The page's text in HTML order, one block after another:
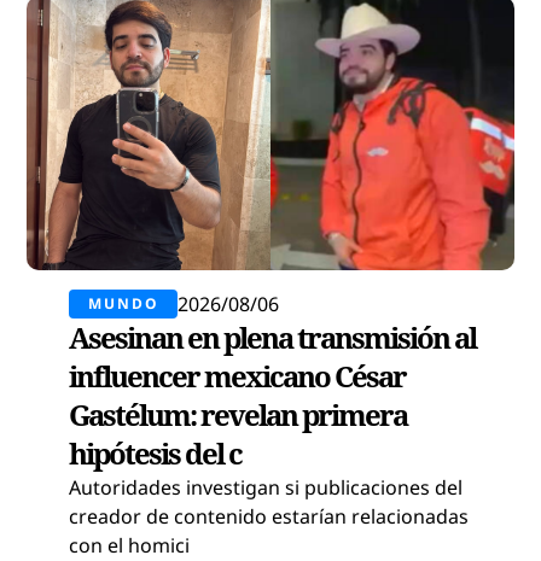
MUNDO 2026/08/06
Asesinan en plena transmisión al
influencer mexicano César
Gastélum: revelan primera
hipótesis del c
Autoridades investigan si publicaciones del
creador de contenido estarían relacionadas
con el homici